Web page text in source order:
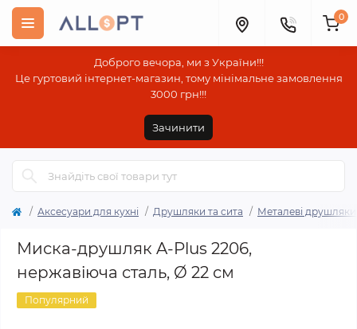
Доброго вечора, ми з України!!!
Це гуртовий інтернет-магазин, тому мінімальне замовлення
3000 грн!!!
Зачинити
0
Аксесуари для кухні Друшляки та сита Металеві друшляки
Миска-друшляк A-Plus 2206,
нержавіюча сталь, Ø 22 см
Популярний